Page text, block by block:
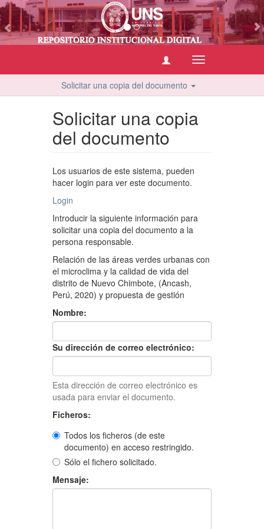
Cambiar
navegación
Solicitar una copia del documento
Solicitar una copia
del documento
Los usuarios de este sistema, pueden
hacer login para ver este documento.
Login
Introducir la siguiente información para
solicitar una copia del documento a la
persona responsable.
Relación de las áreas verdes urbanas con
el microclima y la calidad de vida del
distrito de Nuevo Chimbote, (Ancash,
Perú, 2020) y propuesta de gestión
Nombre:
Su dirección de correo electrónico:
Esta dirección de correo electrónico es
usada para enviar el documento.
Ficheros:
Todos los ficheros (de este
documento) en acceso restringido.
Sólo el fichero solicitado.
Mensaje: